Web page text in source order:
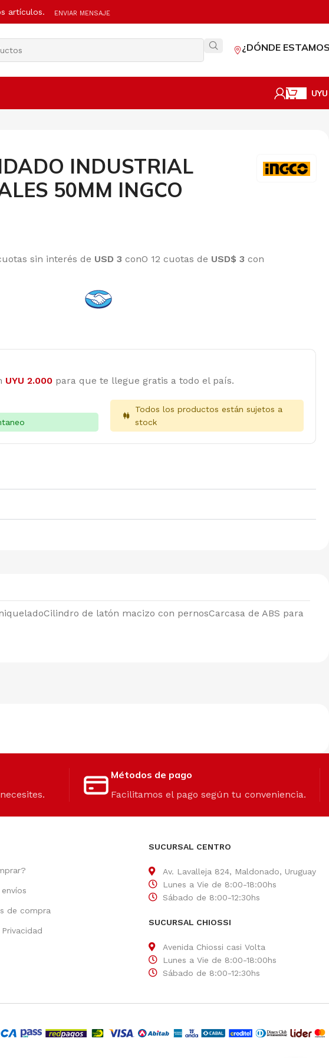
¿DÓNDE
UYU
INDUSTRIAL
50MM INGCO
sin interés de USD 3 conO 12 cuotas de USD$ 3 con
UYU 2.000 para que te llegue gratis a todo el país.
Todos los productos están sujetos a
stock
de latón macizo con pernosCarcasa de ABS para
Métodos de pago
Facilitamos el pago según tu conveniencia.
de compra
SUCURSAL CENTRO
Av. Lavalleja 824, Maldonado, Uruguay
Lunes a Vie de 8:00-18:00hs
Sábado de 8:00-12:30hs
SUCURSAL CHIOSSI
Avenida Chiossi casi Volta
Lunes a Vie de 8:00-18:00hs
Sábado de 8:00-12:30hs
artículos. ENVIAR MENSAJE